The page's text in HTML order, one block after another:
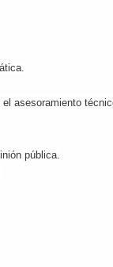
asesoramiento
pública.